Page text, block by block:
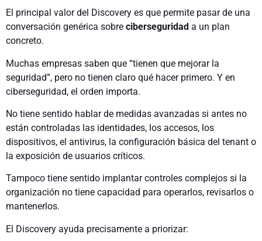
El principal valor del Discovery es que permite pasar de una
conversación genérica sobre ciberseguridad a un plan
concreto.
Muchas empresas saben que “tienen que mejorar la
seguridad”, pero no tienen claro qué hacer primero. Y en
ciberseguridad, el orden importa.
No tiene sentido hablar de medidas avanzadas si antes no
están controladas las identidades, los accesos, los
dispositivos, el antivirus, la configuración básica del tenant o
la exposición de usuarios críticos.
Tampoco tiene sentido implantar controles complejos si la
organización no tiene capacidad para operarlos, revisarlos o
mantenerlos.
El Discovery ayuda precisamente a priorizar: